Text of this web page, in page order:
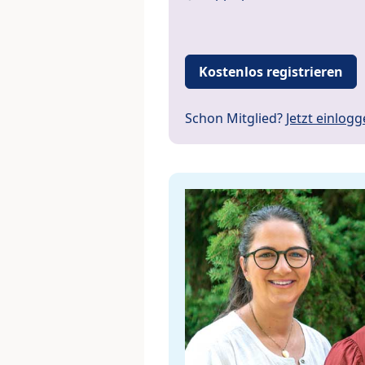
Kostenlos registrieren
Schon Mitglied? Jetzt